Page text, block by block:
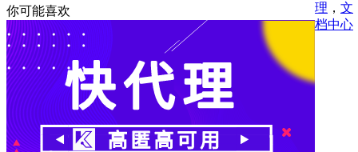
你可能喜欢
理 ， 文
档中心